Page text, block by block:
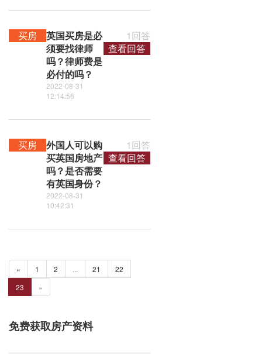
买房
英国买房是必
须要找律师
吗？律师费是
必付的吗？
2022-08-31
12:14:56
1回答
查看回答
买房
外国人可以购
买英国房地产
吗？是否需要
有英国身份？
2022-08-31
10:42:31
1回答
查看回答
« 1 2 ... 21
22
23
»
免费获取房产资料